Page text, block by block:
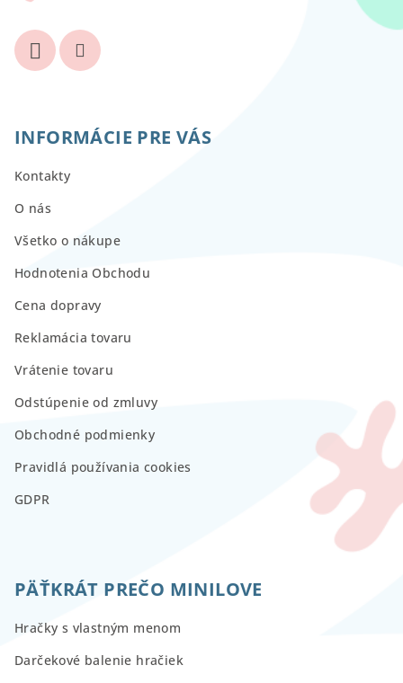
INFORMÁCIE PRE VÁS
Kontakty
O nás
Všetko o nákupe
Hodnotenia Obchodu
Cena dopravy
Reklamácia tovaru
Vrátenie tovaru
Odstúpenie od zmluvy
Obchodné podmienky
Pravidlá používania cookies
GDPR
PÄŤKRÁT PREČO MINILOVE
Hračky s vlastným menom
Darčekové balenie hračiek